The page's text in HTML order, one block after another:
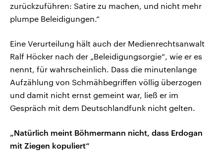
zurückzuführen: Satire zu machen, und nicht mehr
plumpe Beleidigungen.“
Eine Verurteilung hält auch der Medienrechtsanwalt
Ralf Höcker nach der „Beleidigungsorgie“, wie er es
nennt, für wahrscheinlich. Dass die minutenlange
Aufzählung von Schmähbegriffen völlig überzogen
und damit nicht ernst gemeint war, ließ er im
Gespräch mit dem Deutschlandfunk nicht gelten.
„Natürlich meint Böhmermann nicht, dass Erdogan
mit Ziegen kopuliert“